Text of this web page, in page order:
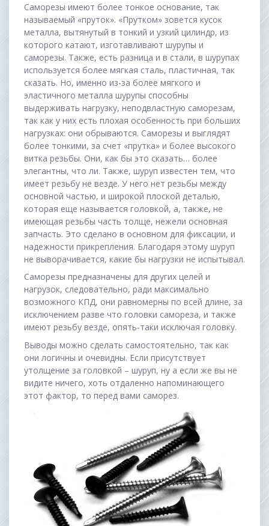
Саморезы имеют более тонкое основание, так
называемый «пруток». «Прутком» зовется кусок
металла, вытянутый в тонкий и узкий цилиндр, из
которого катают, изготавливают шурупы и
саморезы. Также, есть разница и в стали, в шурупах
используется более мягкая сталь, пластичная, так
сказать. Но, именно из-за более мягкого и
эластичного металла шурупы способны
выдерживать нагрузку, неподвластную саморезам,
так как у них есть плохая особенность при больших
нагрузках: они обрываются. Саморезы и выглядят
более тонкими, за счет «прутка» и более высокого
витка резьбы. Они, как бы это сказать… более
элегантны, что ли. Также, шуруп известен тем, что
имеет резьбу не везде. У него нет резьбы между
основной частью, и широкой плоской деталью,
которая еще называется головкой, а, также, не
имеющая резьбы часть толще, нежели основная
запчасть. Это сделано в основном для фиксации, и
надежности прикрепления. Благодаря этому шуруп
не выворачивается, какие бы нагрузки не испытывал.
Саморезы предназначены для других целей и
нагрузок, следовательно, ради максимально
возможного КПД, они равномерны по всей длине, за
исключением разве что головки самореза, и также
имеют резьбу везде, опять-таки исключая головку.
Выводы можно сделать самостоятельно, так как
они логичны и очевидны. Если присутствует
утолщение за головкой – шуруп, ну а если же вы не
видите ничего, хоть отдаленно напоминающего
этот фактор, то перед вами саморез.